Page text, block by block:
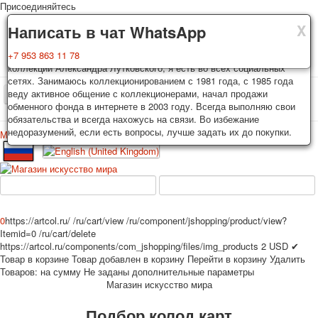
X
Доставка
Колоды, почтовые открытки тщательно упаковываются и
отправляются в течении 3-4 рабочих дней после оплаты.
Исключение: репринт под заказ, такие колоды карт отправляются в
течении 7-8 рабочих дней. Отправка осуществляется почтой России
с треком отслеживания. Цена пересылки зависит от веса и тарифов
почты на момент покупки. По желанию покупателя возможна
отправка СДЕК или другими транспортными компаниями.
X
Гарантия
Вы покупаете колоды игральных карт, почтовые открытки из частной
коллекции Александра Лутковского, я есть во всех социальных
сетях. Занимаюсь коллекционированием с 1981 года, с 1985 года
веду активное общение с коллекционерами, начал продажи
обменного фонда в интернете в 2003 году. Всегда выполняю свои
обязательства и всегда нахожусь на связи. Во избежание
недоразумений, если есть вопросы, лучше задать их до покупки.
X
Написать в чат WhatsApp
+7 953 863 11 78
Присоединяйтесь
TPL_PROTOSTAR_TOGGLE_MENU
Главная Игральные карты Открытки
Новости О сайте Избранное
Меню
Главная
Игральные карты
Классические
Эротические рисунки
Эротические фотоколоды
Пин-ап
Политические
Нестандартные
Войти
0https://artcol.ru/ /ru/cart/view /ru/component/jshopping/product/view?
Itemid=0 /ru/cart/delete
https://artcol.ru/components/com_jshopping/files/img_products 2 USD ✔
Товар в корзине Товар добавлен в корзину Перейти в корзину Удалить
Товаров: на сумму Не заданы дополнительные параметры
Магазин искусство мира